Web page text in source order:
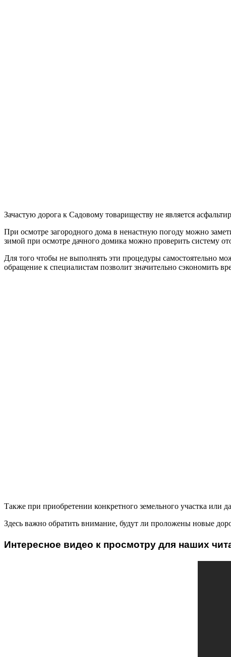
Зачастую дорога к Садовому товариществу не является
При осмотре загородного дома в ненастную погоду можно
зимой при осмотре дачного домика можно проверить систему
Для того чтобы не выполнять эти процедуры самостоятельно
обращение к специалистам позволит значительно сэкономить
Также при приобретении конкретного земельного участка или
Здесь важно обратить внимание, будут ли проложены новые
Интересное видео к просмотру для наших